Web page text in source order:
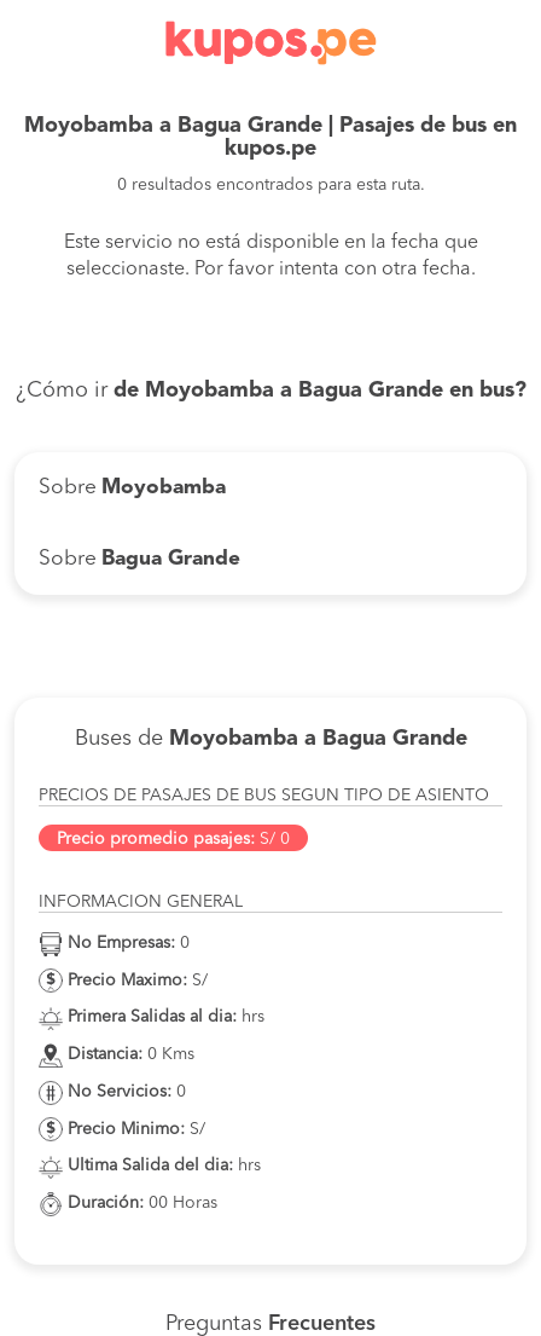
Moyobamba a Bagua Grande | Pasajes de bus en
kupos.pe
0 resultados encontrados para esta ruta.
Este servicio no está disponible en la fecha que
seleccionaste. Por favor intenta con otra fecha.
¿Cómo ir de Moyobamba a Bagua Grande en bus?
Sobre Moyobamba
Sobre Bagua Grande
Buses de Moyobamba a Bagua Grande
PRECIOS DE PASAJES DE BUS SEGUN TIPO DE ASIENTO
Precio promedio pasajes: S/ 0
INFORMACION GENERAL
No Empresas: 0
Precio Maximo: S/
Primera Salidas al dia: hrs
Distancia: 0 Kms
No Servicios: 0
Precio Minimo: S/
Ultima Salida del dia: hrs
Duración: 00 Horas
Preguntas Frecuentes